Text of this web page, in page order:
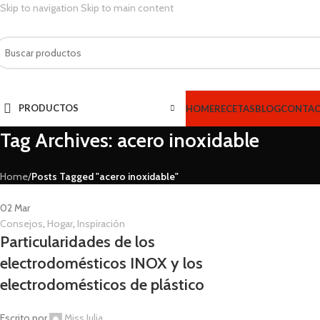
Skip to navigation Skip to main content
PRODUCTOS HOMERECETASBLOG
Tag Archives: acero inoxidable
Home/Posts Tagged "acero inoxidable"
02Mar
Consejos, Hogar, Inspiración
Particularidades de los
electrodomésticos INOX y los
electrodomésticos de plástico